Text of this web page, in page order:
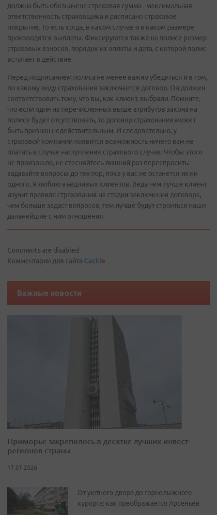
должна быть обозначена страховая сумма - максимальная
ответственность страховщика и расписано страховое
покрытие. То есть когда, в каком случае и в каком размере
производятся выплаты. Фиксируются также на полисе размер
страховых взносов, порядок их оплаты и дата, с которой полис
вступает в действие.
Перед подписанием полиса не менее важно убедиться и в том,
по какому виду страхования заключается договор. Он должен
соответствовать тому, что вы, как клиент, выбрали. Помните,
что если один из перечисленных выше атрибутов закона на
полисе будет отсутствовать, то договор страхования может
быть признан недействительным. И следовательно, у
страховой компании появится возможность ничего вам не
платить в случае наступления страхового случая. Чтобы этого
не произошло, не стесняйтесь лишний раз переспросить:
задавайте вопросы до тех пор, пока у вас не останется их ни
одного. Я люблю въедливых клиентов. Ведь чем лучше клиент
изучит правила страхования на стадии заключения договора,
чем больше задаст вопросов, тем лучше будут строиться наши
дальнейшие с ним отношения.
Comments are disabled
Комментарии для сайта Cackle
Важные новости
Приморье закрепилось в десятке лучших инвест-
регионов страны
17.07.2026
От уютного двора до горнолыжного
курорта: как преображается Арсеньев